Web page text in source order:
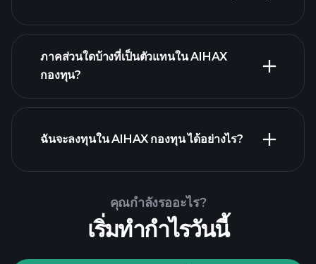
holdings
ภาคส่วนใดบ้างที่เป็นตัวแทนใน AIHAX
กองทุน?
ฉันจะลงทุนใน AIHAX กองทุน ได้อย่างไร?
คุณกำลังรออะไร?
เริ่มทำกำไรวันนี้